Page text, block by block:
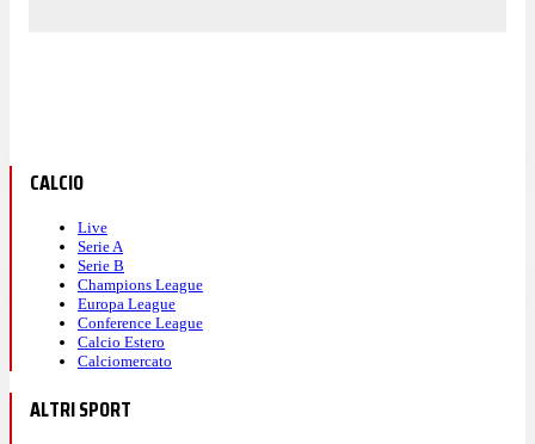
CALCIO
Live
Serie A
Serie B
Champions League
Europa League
Conference League
Calcio Estero
Calciomercato
ALTRI SPORT